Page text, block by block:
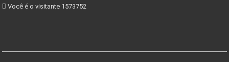
Você é o visitante 1573752